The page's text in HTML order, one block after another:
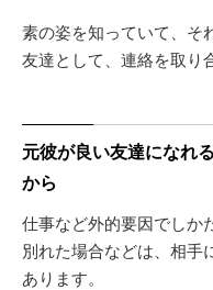
素の姿を知っていて、そ
友達として、連絡を取り
元彼が良い友達になれ
から
仕事など外的要因でしか
別れた場合などは、相手
あります。